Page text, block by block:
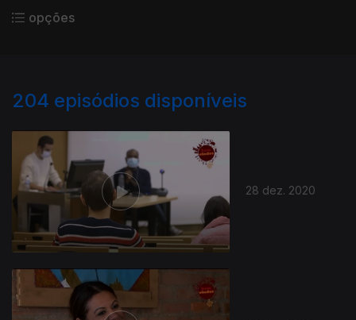
opções
204 episódios disponíveis
28 dez. 2020